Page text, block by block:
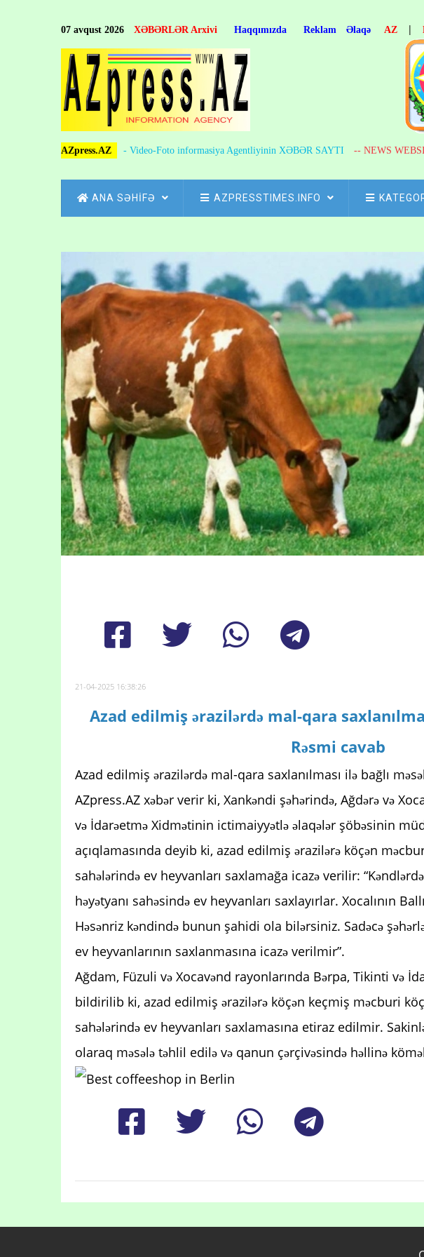
07 avqust 2026 XƏBƏRLƏR Arxivi Haqqımızda Reklam Əlaqə AZ |
AZpress.AZ - Video-Foto informasiya Agentliyinin XƏBƏR SAYTI -- NEWS
MAIN
NAVIGATION
ANA SƏHİFƏ AZPRESSTIMES.INFO
Breadcrumb
21-04-2025 16:38:26
Azad edilmiş ərazilərdə mal-qara
Rəsmi cavab
Azad edilmiş ərazilərdə mal-qara saxlanılması ilə bağlı
AZpress.AZ xəbər verir ki, Xankəndi şəhərində, Ağdərə və
və İdarəetmə Xidmətinin ictimaiyyətlə əlaqələr şöbəsinin
açıqlamasında deyib ki, azad edilmiş ərazilərə köçən
sahələrində ev heyvanları saxlamağa icazə verilir:
həyətyanı sahəsində ev heyvanları saxlayırlar. Xocalının
Həsənriz kəndində bunun şahidi ola bilərsiniz. Sadəcə
ev heyvanlarının saxlanmasına icazə verilmir”.
Ağdam, Füzuli və Xocavənd rayonlarında Bərpa, Tikinti və
bildirilib ki, azad edilmiş ərazilərə köçən keçmiş məcburi
sahələrində ev heyvanları saxlamasına etiraz edilmir.
olaraq məsələ təhlil edilə və qanun çərçivəsində həllinə